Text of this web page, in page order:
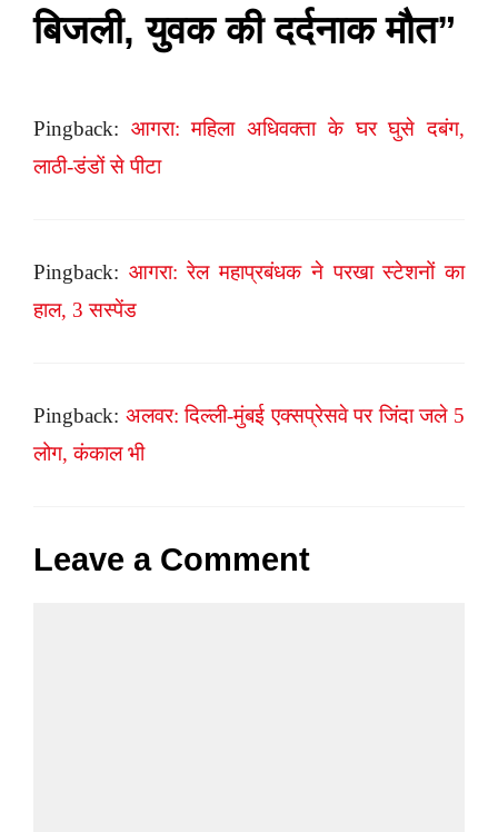
बिजली, युवक की दर्दनाक मौत”
Pingback: आगरा: महिला अधिवक्ता के घर घुसे दबंग,
लाठी-डंडों से पीटा
Pingback: आगरा: रेल महाप्रबंधक ने परखा स्टेशनों का
हाल, 3 सस्पेंड
Pingback: अलवर: दिल्ली-मुंबई एक्सप्रेसवे पर जिंदा जले 5
लोग, कंकाल भी
Leave a Comment